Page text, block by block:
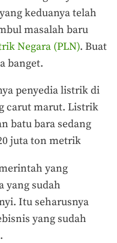
keduanya telah
masalah baru
Negara (PLN). Buat
banget.
penyedia listrik di
carut marut. Listrik
batu bara sedang
juta ton metrik
yang
yang sudah
Itu seharusnya
yang sudah